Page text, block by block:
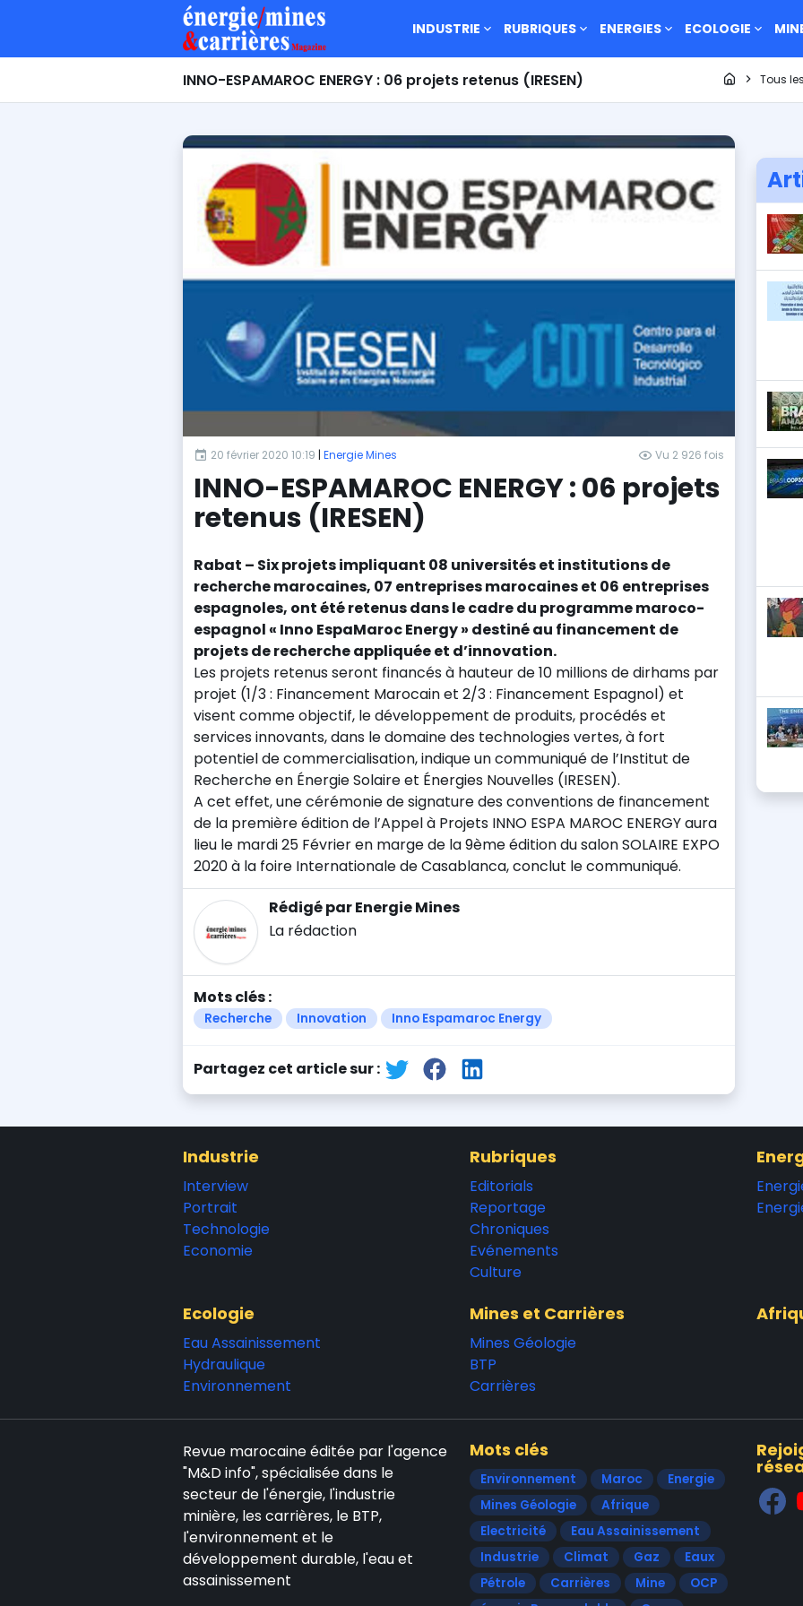
INDUSTRIE RUBRIQUES ENERGIES ECOLOGIE
INNO-ESPAMAROC ENERGY : 06 projets retenus (IRESEN) PageTous
20 février 2020 10:19 | Energie Mines Vu 2 926 fois
INNO-ESPAMAROC ENERGY : 06 projets
retenus (IRESEN)
Rabat – Six projets impliquant 08 universités et institutions de
recherche marocaines, 07 entreprises marocaines et 06 entreprises
espagnoles, ont été retenus dans le cadre du programme maroco-
espagnol « Inno EspaMaroc Energy » destiné au financement de
projets de recherche appliquée et d’innovation.
Les projets retenus seront financés à hauteur de 10 millions de dirhams par
projet (1/3 : Financement Marocain et 2/3 : Financement Espagnol) et
visent comme objectif, le développement de produits, procédés et
services innovants, dans le domaine des technologies vertes, à fort
potentiel de commercialisation, indique un communiqué de l’Institut de
Recherche en Énergie Solaire et Énergies Nouvelles (IRESEN).
A cet effet, une cérémonie de signature des conventions de financement
de la première édition de l’Appel à Projets INNO ESPA MAROC ENERGY aura
lieu le mardi 25 Février en marge de la 9ème édition du salon SOLAIRE EXPO
2020 à la foire Internationale de Casablanca, conclut le communiqué.
Rédigé par Energie Mines
La rédaction
Mots clés :
Recherche Innovation Inno Espamaroc Energy
Partagez cet article sur :
Industrie
Interview
Portrait
Technologie
Economie
Rubriques
Editorials
Reportage
Chroniques
Evénements
Culture
Ecologie
Eau Assainissement
Hydraulique
Environnement
Mines et Carrières
Mines Géologie
BTP
Carrières
Revue marocaine éditée par l'agence
"M&D info", spécialisée dans le
secteur de l'énergie, l'industrie
minière, les carrières, le BTP,
l'environnement et le
développement durable, l'eau et
assainissement
Mots clés
Environnement Maroc
Energie
Mines Géologie
Afrique
Electricité
Eau Assainissement
Industrie
Climat Gaz
Eaux
Pétrole
Carrières Mine
OCP